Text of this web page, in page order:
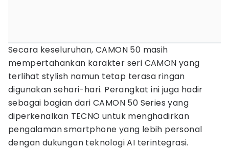
Secara keseluruhan, CAMON 50 masih
mempertahankan karakter seri CAMON yang
terlihat stylish namun tetap terasa ringan
digunakan sehari-hari. Perangkat ini juga hadir
sebagai bagian dari CAMON 50 Series yang
diperkenalkan TECNO untuk menghadirkan
pengalaman smartphone yang lebih personal
dengan dukungan teknologi AI terintegrasi.